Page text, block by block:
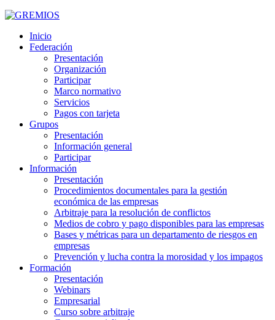
Inicio
Federación
Presentación
Organización
Participar
Marco normativo
Servicios
Pagos con tarjeta
Grupos
Presentación
Información general
Participar
Información
Presentación
Procedimientos documentales para la gestión
económica de las empresas
Arbitraje para la resolución de conflictos
Medios de cobro y pago disponibles para las empresas
Bases y métricas para un departamento de riesgos en
empresas
Prevención y lucha contra la morosidad y los impagos
Formación
Presentación
Webinars
Empresarial
Curso sobre arbitraje